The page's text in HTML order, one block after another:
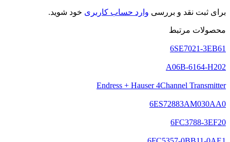
برای ثبت نقد و بررسی وارد حساب کاربری خود شوید.
محصولات مرتبط
6SE7021-3EB61
A06B-6164-H202
Endress + Hauser 4Channel Transmitter
6ES72883AM030AA0
6FC3788-3EF20